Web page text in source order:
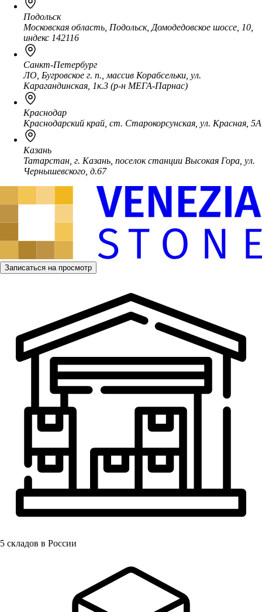
Подольск
Московская область, Подольск, Домодедовское шоссе, 10,
индекс 142116
Санкт-Петербург
ЛО, Бугровское г. п., массив Корабсельки, ул.
Карагандинская, 1к.3 (р-н МЕГА-Парнас)
Краснодар
Краснодарский край, ст. Старокорсунская, ул. Красная, 5А
Казань
Татарстан, г. Казань, поселок станции Высокая Гора, ул.
Чернышевского, д.67
Записаться на просмотр
5 складов в России